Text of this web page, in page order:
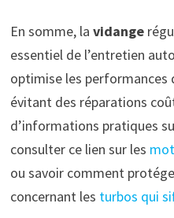
En somme, la vidange
essentiel de l’entretien
optimise les
évitant des réparations
d’informations pratiques
consulter ce lien sur les
ou savoir comment
concernant les turbos qui